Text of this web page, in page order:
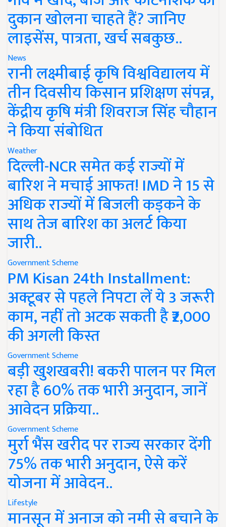
दुकान खोलना चाहते हैं? जानिए
लाइसेंस, पात्रता, खर्च सबकुछ..
News
रानी लक्ष्मीबाई कृषि विश्वविद्यालय में
तीन दिवसीय किसान प्रशिक्षण संपन्न,
केंद्रीय कृषि मंत्री शिवराज सिंह चौहान
ने किया संबोधित
Weather
दिल्ली-NCR समेत कई राज्यों में
बारिश ने मचाई आफत! IMD ने 15 से
अधिक राज्यों में बिजली कड़कने के
साथ तेज बारिश का अलर्ट किया
जारी..
Government Scheme
PM Kisan 24th Installment:
अक्टूबर से पहले निपटा लें ये 3 जरूरी
काम, नहीं तो अटक सकती है ₹2,000
की अगली किस्त
Government Scheme
बड़ी खुशखबरी! बकरी पालन पर मिल
रहा है 60% तक भारी अनुदान, जानें
आवेदन प्रक्रिया..
Government Scheme
मुर्रा भैंस खरीद पर राज्य सरकार देंगी
75% तक भारी अनुदान, ऐसे करें
योजना में आवेदन..
Lifestyle
मानसून में अनाज को नमी से बचाने के